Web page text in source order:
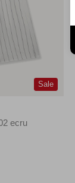
Sale
ecru